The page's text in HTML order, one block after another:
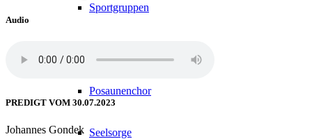
Sportgruppen
Posaunenchor
Seelsorge
Audio
PREDIGT VOM 30.07.2023
Johannes Gondek